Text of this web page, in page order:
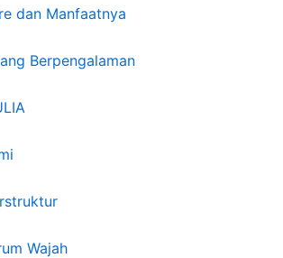
dan Manfaatnya
Berpengalaman
Wajah